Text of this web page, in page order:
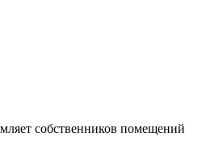
собственников помещений